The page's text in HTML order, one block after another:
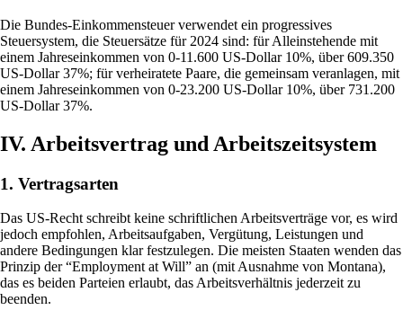
Die Bundes-Einkommensteuer verwendet ein progressives
Steuersystem, die Steuersätze für 2024 sind: für Alleinstehende mit
einem Jahreseinkommen von 0-11.600 US-Dollar 10%, über 609.350
US-Dollar 37%; für verheiratete Paare, die gemeinsam veranlagen, mit
einem Jahreseinkommen von 0-23.200 US-Dollar 10%, über 731.200
US-Dollar 37%.
IV. Arbeitsvertrag und Arbeitszeitsystem
1. Vertragsarten
Das US-Recht schreibt keine schriftlichen Arbeitsverträge vor, es wird
jedoch empfohlen, Arbeitsaufgaben, Vergütung, Leistungen und
andere Bedingungen klar festzulegen. Die meisten Staaten wenden das
Prinzip der “Employment at Will” an (mit Ausnahme von Montana),
das es beiden Parteien erlaubt, das Arbeitsverhältnis jederzeit zu
beenden.